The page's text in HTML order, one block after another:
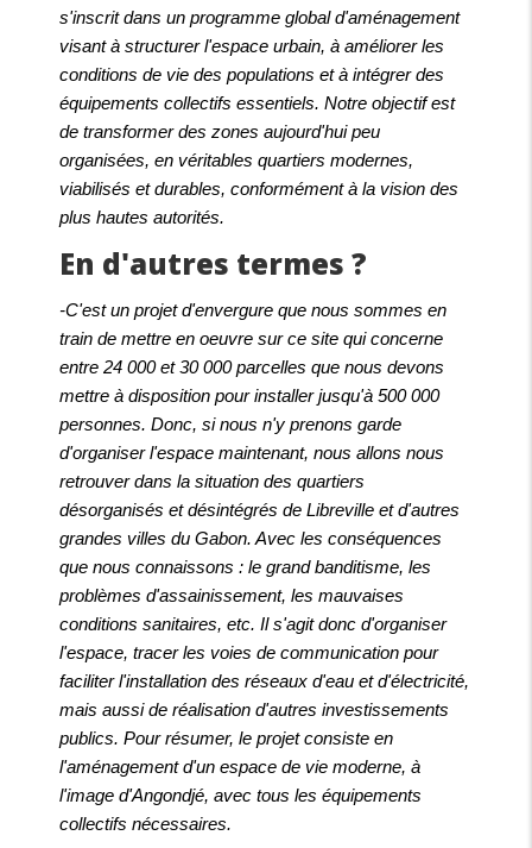
s'inscrit dans un programme global d'aménagement
visant à structurer l'espace urbain, à améliorer les
conditions de vie des populations et à intégrer des
équipements collectifs essentiels. Notre objectif est
de transformer des zones aujourd'hui peu
organisées, en véritables quartiers modernes,
viabilisés et durables, conformément à la vision des
plus hautes autorités.
En d'autres termes ?
-C'est un projet d'envergure que nous sommes en
train de mettre en oeuvre sur ce site qui concerne
entre 24 000 et 30 000 parcelles que nous devons
mettre à disposition pour installer jusqu'à 500 000
personnes. Donc, si nous n'y prenons garde
d'organiser l'espace maintenant, nous allons nous
retrouver dans la situation des quartiers
désorganisés et désintégrés de Libreville et d'autres
grandes villes du Gabon. Avec les conséquences
que nous connaissons : le grand banditisme, les
problèmes d'assainissement, les mauvaises
conditions sanitaires, etc. Il s'agit donc d'organiser
l'espace, tracer les voies de communication pour
faciliter l'installation des réseaux d'eau et d'électricité,
mais aussi de réalisation d'autres investissements
publics. Pour résumer, le projet consiste en
l'aménagement d'un espace de vie moderne, à
l'image d'Angondjé, avec tous les équipements
collectifs nécessaires.